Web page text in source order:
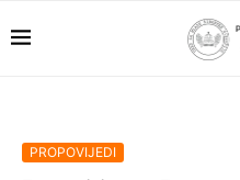
PROPOVIJEDI